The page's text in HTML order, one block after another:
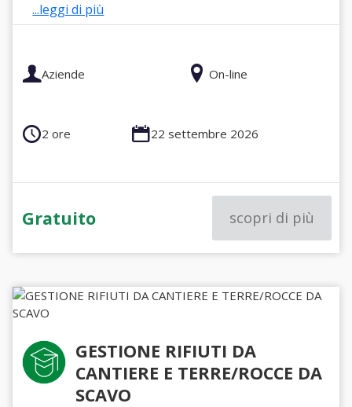
...leggi di più
Aziende On-line
2 ore 22 settembre 2026
Gratuito scopri di più
GESTIONE RIFIUTI DA
CANTIERE E TERRE/ROCCE DA
SCAVO